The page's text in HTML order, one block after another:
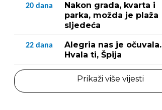
20 dana
Nakon grada, kvarta i
parka, možda je plaža
sljedeća
22 dana
Alegria nas je očuvala.
Hvala ti, Špija
Prikaži više vijesti